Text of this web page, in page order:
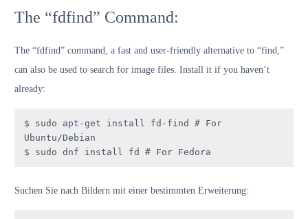
The “fdfind” Command:
The “fdfind” command, a fast and user-friendly alternative to “find,”
can also be used to search for image files. Install it if you haven’t
already:
$ sudo apt-get install fd-find # For
Ubuntu/Debian
$ sudo dnf install fd # For Fedora
Suchen Sie nach Bildern mit einer bestimmten Erweiterung: